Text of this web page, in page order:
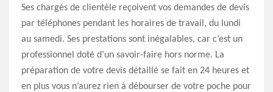
Ses chargés de clientèle reçoivent vos demandes de devis
par téléphones pendant les horaires de travail, du lundi
au samedi. Ses prestations sont inégalables, car c’est un
professionnel doté d’un savoir-faire hors norme. La
préparation de votre devis détaillé se fait en 24 heures et
en plus vous n’aurez rien à débourser de votre poche pour